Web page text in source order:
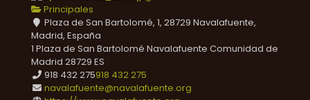
Principales
Plaza de San Bartolomé, 1, 28729 Navalafuente,
Madrid, España
1 Plaza de San Bartolomé Navalafuente Comunidad de
Madrid 28729 ES
918 432 275918 432 275
navalafuente@navalafuente.org